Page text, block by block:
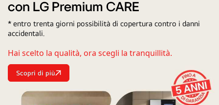
con LG Premium CARE
* entro trenta giorni possibilità di copertura contro i danni
accidentali.
Hai scelto la qualità, ora scegli la tranquillità.
Fino
a
5
Scopri di più